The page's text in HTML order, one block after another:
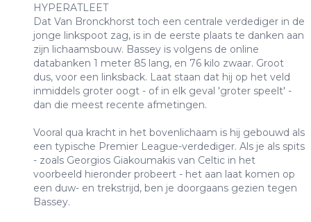
HYPERATLEET
Dat Van Bronckhorst toch een centrale verdediger in de
jonge linkspoot zag, is in de eerste plaats te danken aan
zijn lichaamsbouw. Bassey is volgens de online
databanken 1 meter 85 lang, en 76 kilo zwaar. Groot
dus, voor een linksback. Laat staan dat hij op het veld
inmiddels groter oogt - of in elk geval 'groter speelt' -
dan die meest recente afmetingen.
Vooral qua kracht in het bovenlichaam is hij gebouwd als
een typische Premier League-verdediger. Als je als spits
- zoals Georgios Giakoumakis van Celtic in het
voorbeeld hieronder probeert - het aan laat komen op
een duw- en trekstrijd, ben je doorgaans gezien tegen
Bassey.